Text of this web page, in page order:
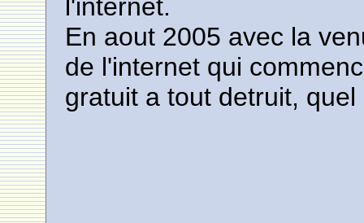
l'internet.
En aout 2005 avec la
de l'internet qui
gratuit a tout detruit,